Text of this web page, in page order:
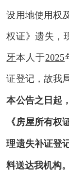
设用地使用权
权证》遗失 ，
牙本人于2025
证登记 ，故我
本公告之日起 ，
《房屋所有权
理遗失补证登
料送达我机构。